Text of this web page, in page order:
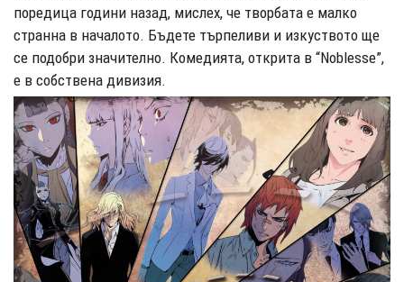
поредица години назад, мислех, че творбата е малко
странна в началото. Бъдете търпеливи и изкуството ще
се подобри значително. Комедията, открита в “Noblesse”,
е в собствена дивизия.